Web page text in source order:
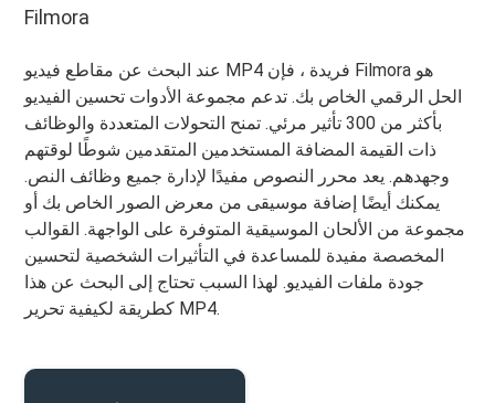
Filmora
عند البحث عن مقاطع فيديو MP4 فريدة ، فإن Filmora هو
الحل الرقمي الخاص بك. تدعم مجموعة الأدوات تحسين الفيديو
بأكثر من 300 تأثير مرئي. تمنح التحولات المتعددة والوظائف
ذات القيمة المضافة المستخدمين المتقدمين شوطًا لوقتهم
وجهدهم. يعد محرر النصوص مفيدًا لإدارة جميع وظائف النص.
يمكنك أيضًا إضافة موسيقى من معرض الصور الخاص بك أو
مجموعة من الألحان الموسيقية المتوفرة على الواجهة. القوالب
المخصصة مفيدة للمساعدة في التأثيرات الشخصية لتحسين
جودة ملفات الفيديو. لهذا السبب تحتاج إلى البحث عن هذا
كطريقة لكيفية تحرير MP4.